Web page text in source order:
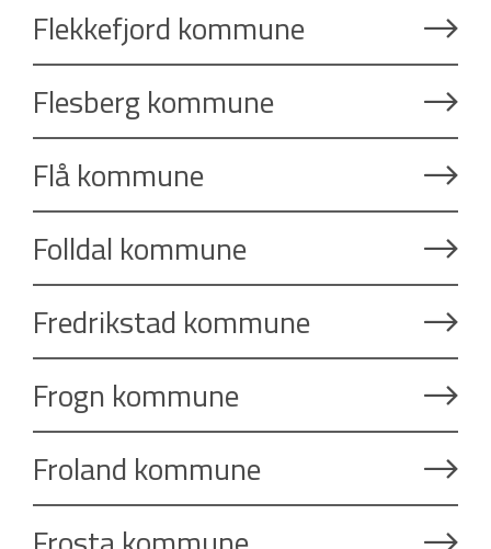
Flekkefjord kommune
Flesberg kommune
Flå kommune
Folldal kommune
Fredrikstad kommune
Frogn kommune
Froland kommune